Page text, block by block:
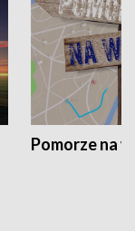
Pomorze na